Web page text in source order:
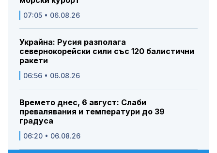
07:05 • 06.08.26
Украйна: Русия разполага
севернокорейски сили със 120 балистични
ракети
06:56 • 06.08.26
Времето днес, 6 август: Слаби
превалявания и температури до 39
градуса
06:20 • 06.08.26